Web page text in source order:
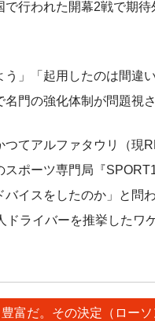
行われた開幕2戦で期
」「起用したのは間違
門の強化体制が問題視さ
てアルファタウリ（現
ポーツ専門局『
イスをしたのか」と問
ライバーを推挙したワ
富だ。その決定（ロー